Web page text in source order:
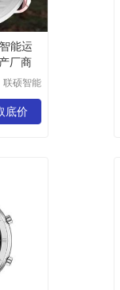
能运
厂商
联硕智能
有限公司
底价